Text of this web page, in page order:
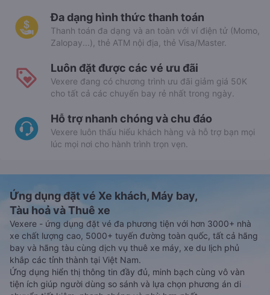
Đa dạng hình thức thanh toán
Thanh toán đa dạng và an toàn với ví điện tử (Momo,
Zalopay...), thẻ ATM nội địa, thẻ Visa/Master.
Luôn đặt được các vé ưu đãi
Vexere đang có chương trình ưu đãi giảm giá 50K
cho tất cả các chuyến bay rẻ nhất trong ngày.
Hỗ trợ nhanh chóng và chu đáo
Vexere luôn thấu hiểu khách hàng và hỗ trợ bạn mọi
lúc mọi nơi cho hành trình trọn vẹn.
Ứng dụng đặt vé Xe khách, Máy bay,
Tàu hoả và Thuê xe
Vexere - ứng dụng đặt vé đa phương tiện với hơn 3000+ nhà
xe chất lượng cao, 5000+ tuyến đường toàn quốc, tất cả hãng
bay và hãng tàu cùng dịch vụ thuê xe máy, xe du lịch phủ
khắp các tỉnh thành tại Việt Nam.
Ứng dụng hiển thị thông tin đầy đủ, minh bạch cùng vô vàn
tiện ích giúp người dùng so sánh và lựa chọn phương án di